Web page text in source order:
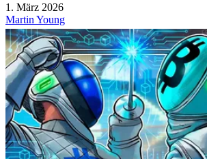
1. März 2026
Martin Young